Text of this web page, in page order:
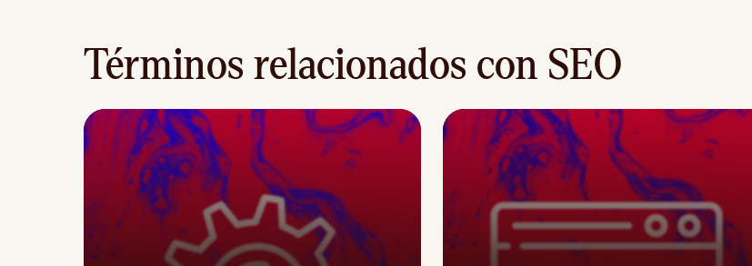
Términos relacionados con SEO